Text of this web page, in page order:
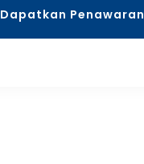
Dapatkan Penawaran